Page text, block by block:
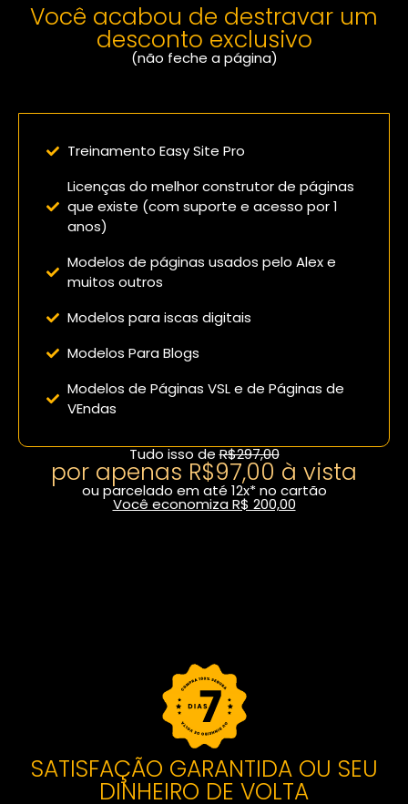
Você acabou de destravar um
desconto exclusivo
(não feche a página)
Confira o que você vai receber:
Treinamento Easy Site Pro
Licenças do melhor construtor de páginas
que existe (com suporte e acesso por 1
anos)
Modelos de páginas usados pelo Alex e
muitos outros
Modelos para iscas digitais
Modelos Para Blogs
Modelos de Páginas VSL e de Páginas de
VEndas
Tudo isso deR$297,00
por apenas R$97,00 à vista
ou parcelado em até 12x* no cartão
Você economiza R$ 200,00
SATISFAÇÃO GARANTIDA OU SEU
DINHEIRO DE VOLTA